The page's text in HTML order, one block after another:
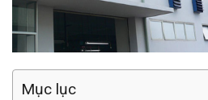
Mục lục